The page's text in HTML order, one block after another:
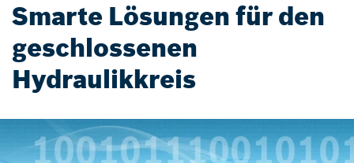
Smarte Lösungen für den
geschlossenen
Hydraulikkreis